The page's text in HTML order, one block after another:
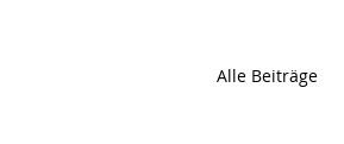
Alle Beiträge